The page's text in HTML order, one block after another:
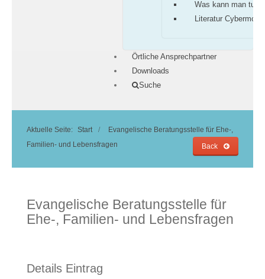
Was kann man tun?
Literatur
Örtliche Ansprechpartner
Downloads
Suche
Aktuelle Seite: Start
Evangelische Beratungsstelle für Ehe-,
Familien- und Lebensfragen
Back
Evangelische Beratungsstelle für
Ehe-, Familien- und Lebensfragen
Details Eintrag